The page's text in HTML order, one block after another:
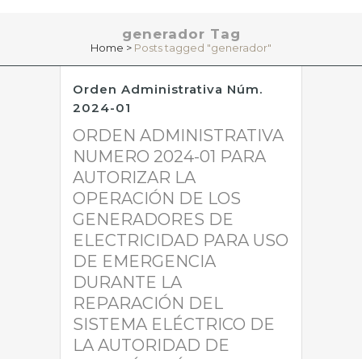
generador Tag
Home > Posts tagged "generador"
Orden Administrativa Núm.
2024-01
ORDEN ADMINISTRATIVA
NUMERO 2024-01 PARA
AUTORIZAR LA
OPERACIÓN DE LOS
GENERADORES DE
ELECTRICIDAD PARA USO
DE EMERGENCIA
DURANTE LA
REPARACIÓN DEL
SISTEMA ELÉCTRICO DE
LA AUTORIDAD DE